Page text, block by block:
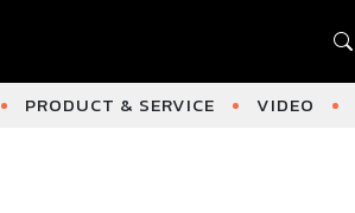
PRODUCT & SERVICE VIDEO